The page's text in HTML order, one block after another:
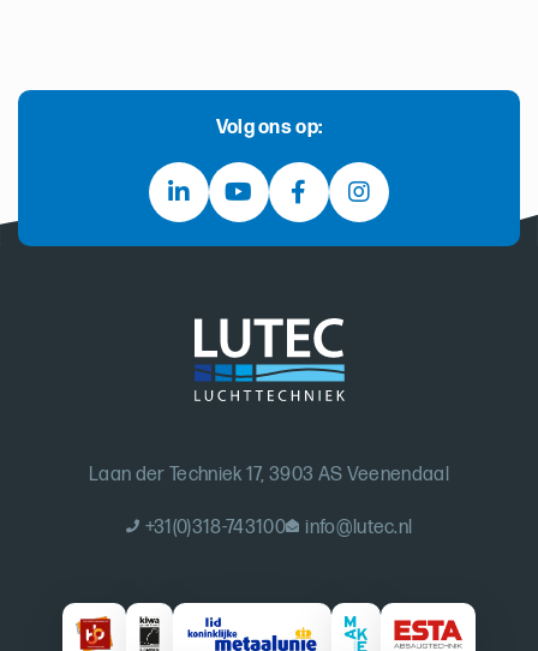
Volg ons op:
Laan der Techniek 17, 3903 AS Veenendaal
+31(0)318-743100 info@lutec.nl